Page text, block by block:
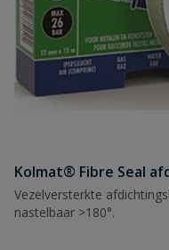
Kolmat® Fibre Seal
Vezelversterkte
nastelbaar >180°.